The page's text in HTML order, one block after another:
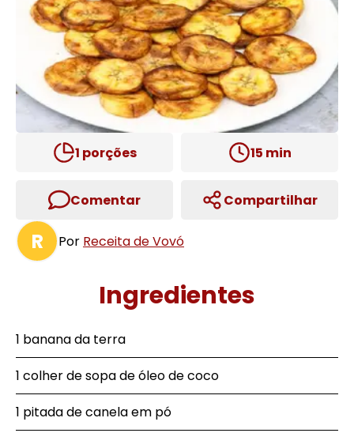
1 porções 15 min
Comentar Compartilhar
R Por Receita de Vovó
Ingredientes
1 banana da terra
1 colher de sopa de óleo de coco
1 pitada de canela em pó